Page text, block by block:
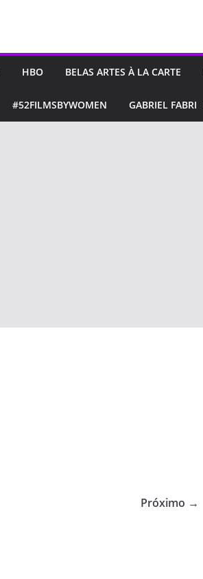
HBO BELAS ARTES À LA CARTE
#52FILMSBYWOMEN GABRIEL FABRI
Próximo →